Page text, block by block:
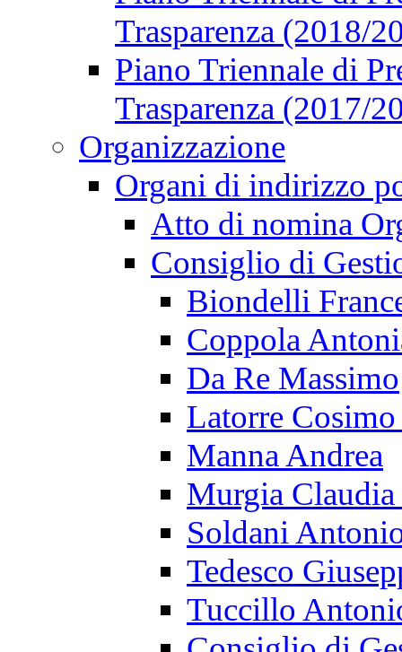
Trasparenza (2018/
Piano Triennale di
Trasparenza (2017/
Organizzazione
Organi di indirizzo
Atto di nomina
Consiglio di
Biondelli
Coppola
Da Re Massimo
Latorre
Manna Andrea
Murgia
Soldani
Tedesco
Tuccillo